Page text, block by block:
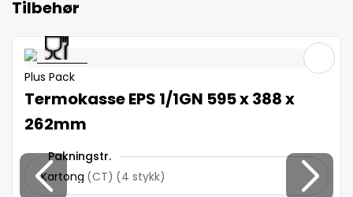
Tilbehør
Plus Pack
Termokasse EPS 1/1GN 595 x 388 x
262mm
Pakningstr.
Kartong (CT) (4 stykk)